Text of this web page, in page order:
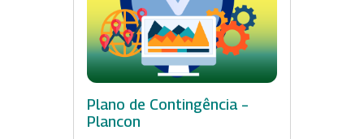
Plano de Contingência –
Plancon